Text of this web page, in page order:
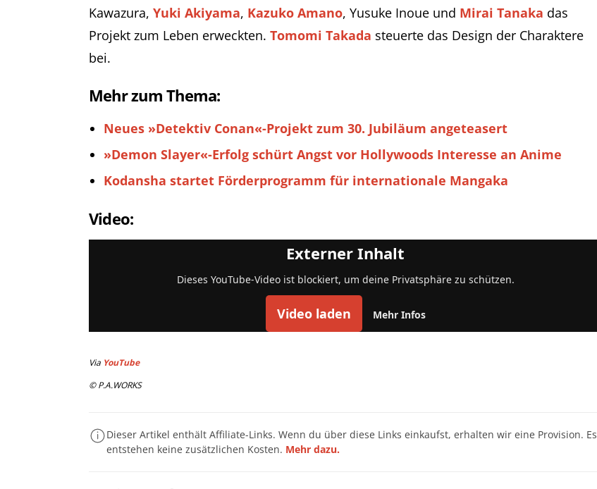
Kawazura, Yuki Akiyama, Kazuko Amano, Yusuke Inoue und Mirai Tanaka das
Projekt zum Leben erweckten. Tomomi Takada steuerte das Design der Charaktere
bei.
Mehr zum Thema:
Neues »Detektiv Conan«-Projekt zum 30. Jubiläum angeteasert
»Demon Slayer«-Erfolg schürt Angst vor Hollywoods Interesse an Anime
Kodansha startet Förderprogramm für internationale Mangaka
Video:
Externer Inhalt
Dieses YouTube-Video ist blockiert, um deine Privatsphäre zu schützen.
Video laden Mehr Infos
Via YouTube
© P.A.WORKS
Dieser Artikel enthält Affiliate-Links. Wenn du über diese Links einkaufst, erhalten wir eine Provision. Es
entstehen keine zusätzlichen Kosten. Mehr dazu.